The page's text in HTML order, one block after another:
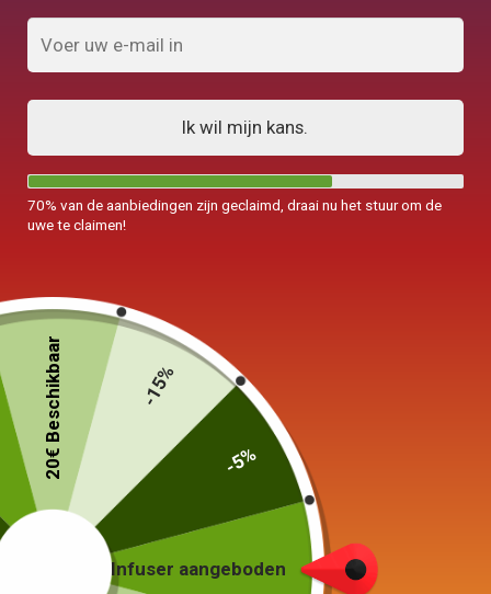
Bamboe koper ronde Chinese theepot
1,5L
199,90 €
19 in voorraad
In winkelwagen
Ik wil mijn kans.
70% van de aanbiedingen zijn geclaimd, draai nu het stuur om de
uwe te claimen!
Infuser aangeboden
20€ Beschikbaar -15%
-5%